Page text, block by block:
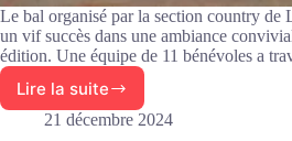
Le bal organisé par la section country de
un vif succès dans une ambiance
édition. Une équipe de 11 bénévoles a
Lire la suite
Soirée
réussie
21 décembre 2024